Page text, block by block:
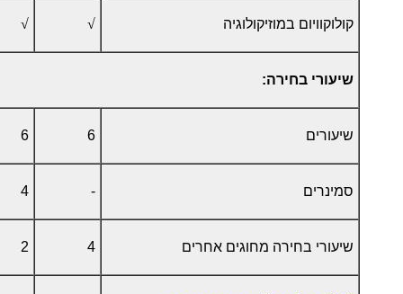
קולוקוויום במוזיקולוגיה √
√
שיעורי בחירה:
שיעורים 6
6
סמינרים -
4
שיעורי בחירה מחוגים אחרים 4
2